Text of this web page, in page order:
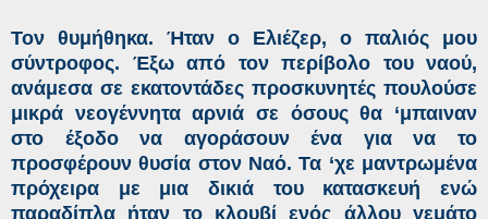
Τον θυμήθηκα. Ήταν ο Ελιέζερ, ο παλιός μου
σύντροφος. Έξω από τον περίβολο του ναού,
ανάμεσα σε εκατοντάδες προσκυνητές πουλούσε
μικρά νεογέννητα αρνιά σε όσους θα ‘μπαιναν
στο έξοδο να αγοράσουν ένα για να το
προσφέρουν θυσία στον Ναό. Τα ‘χε μαντρωμένα
πρόχειρα με μια δικιά του κατασκευή ενώ
παραδίπλα ήταν το κλουβί ενός άλλου γεμάτο